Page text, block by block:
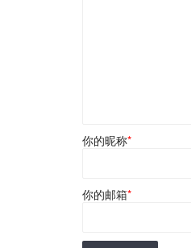
你的昵称*
你的邮箱*